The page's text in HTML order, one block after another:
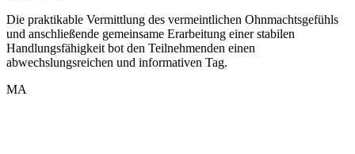
Die praktikable Vermittlung des vermeintlichen Ohnmachtsgefühls
und anschließende gemeinsame Erarbeitung einer stabilen
Handlungsfähigkeit bot den Teilnehmenden einen
abwechslungsreichen und informativen Tag.
MA